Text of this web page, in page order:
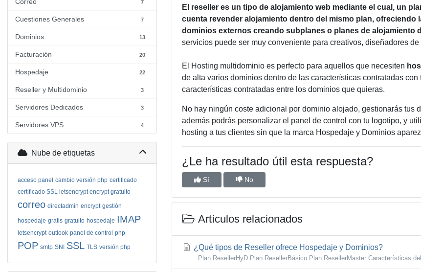
7
Cuestiones Generales 7
Dominios 13
Facturación 20
Hospedaje 22
Reseller y Multidominio 3
Servidores Dedicados 3
Servidores VPS 4
Nube de etiquetas
acceso panel cambio versión php certificado
certificado SSL letsencrypt encrypt gratuito
correo directadmin encrypt gestión
hospedaje gratis gratuito hospedaje IMAP
letsencrypt outlook panel de control php
POP smtp SNI SSL TLS versión php
El reseller es un tipo de alojamiento web mediante el cual, un
cuenta revender alojamiento dentro del mismo plan,
dominios externos creando subplanes o planes de alojamiento
servicios puede ser muy conveniente para creativos, diseñadores
El Hosting multidominio es perfecto para aquellos que necesiten
de alta varios dominios dentro de las caracterí­sticas contratadas
características contratadas entre los dominios que quieras.
No hay ningún coste adicional por dominio alojado, gestionarás tus
además podrás personalizar el panel de control con tu logotipo, y
hosting a tus clientes sin que la marca Hospedaje y Dominios
¿Le ha resultado útil esta respuesta?
Sí No
Artículos relacionados
¿Qué tipos de Reseller ofrece Hospedaje y Dominios?
Plan ResellerHyD Plan ResellerBásico Plan ResellerMaster Características